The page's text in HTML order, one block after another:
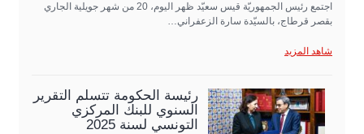
اجتمع رئيس الجمهوريّة قيس سعيّد ظهر اليوم، 20 من شهر جويلية الجاري
بقصر قرطاج، بالسيّدة سارة الزعفراني…
شاهد المزيد
رئيسة الحكومة تتسلّم التقرير
السنوي للبنك المركزي
التونسي لسنة 2025